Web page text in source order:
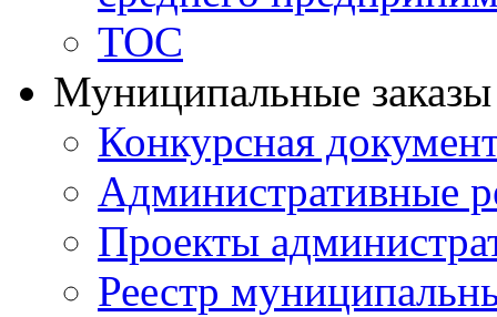
ТОС
Муниципальные
Конкурсная
Административные
Проекты
Реестр